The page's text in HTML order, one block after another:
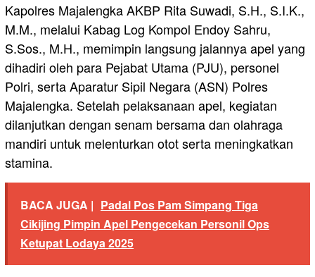
Kapolres Majalengka AKBP Rita Suwadi, S.H., S.I.K.,
M.M., melalui Kabag Log Kompol Endoy Sahru,
S.Sos., M.H., memimpin langsung jalannya apel yang
dihadiri oleh para Pejabat Utama (PJU), personel
Polri, serta Aparatur Sipil Negara (ASN) Polres
Majalengka. Setelah pelaksanaan apel, kegiatan
dilanjutkan dengan senam bersama dan olahraga
mandiri untuk melenturkan otot serta meningkatkan
stamina.
BACA JUGA | Padal Pos Pam Simpang Tiga
Cikijing Pimpin Apel Pengecekan Personil Ops
Ketupat Lodaya 2025